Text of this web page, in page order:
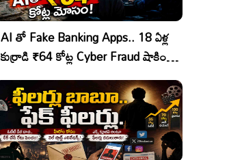
AI తో Fake Banking Apps.. 18 ఏళ్ల
కుర్రాడి ₹64 కోట్ల Cyber Fraud షాకింగ్
ఆపరేషన్!